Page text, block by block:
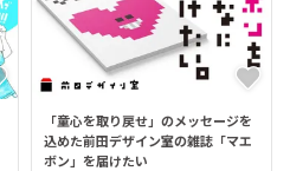
「童心を取り戻せ」のメッセージを
込めた前田デザイン室の雑誌「マエ
ボン」を届けたい